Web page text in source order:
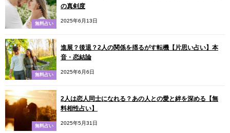
無料占い
の真剣度
2025年6月13日
無料占い
進展？後退？2人の関係を揺るがす転機【片思い占い】本
音・恋結論
2025年6月6日
無料占い
2人は恋人同士になれる？あの人との愛と絆を深める【無
料相性占い】
2025年5月31日